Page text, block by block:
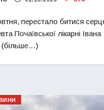
перестало битися
Почаївської лікарні Івана
(більше…)